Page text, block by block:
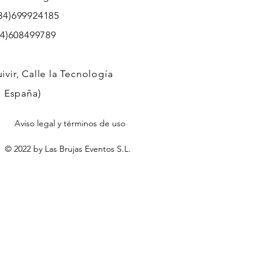
Calle la Tecnología
España)
Aviso legal y términos de uso
© 2022 by Las Brujas Eventos S.L.